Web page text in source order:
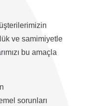
ve samimiyetle
bu amaçla
sorunları